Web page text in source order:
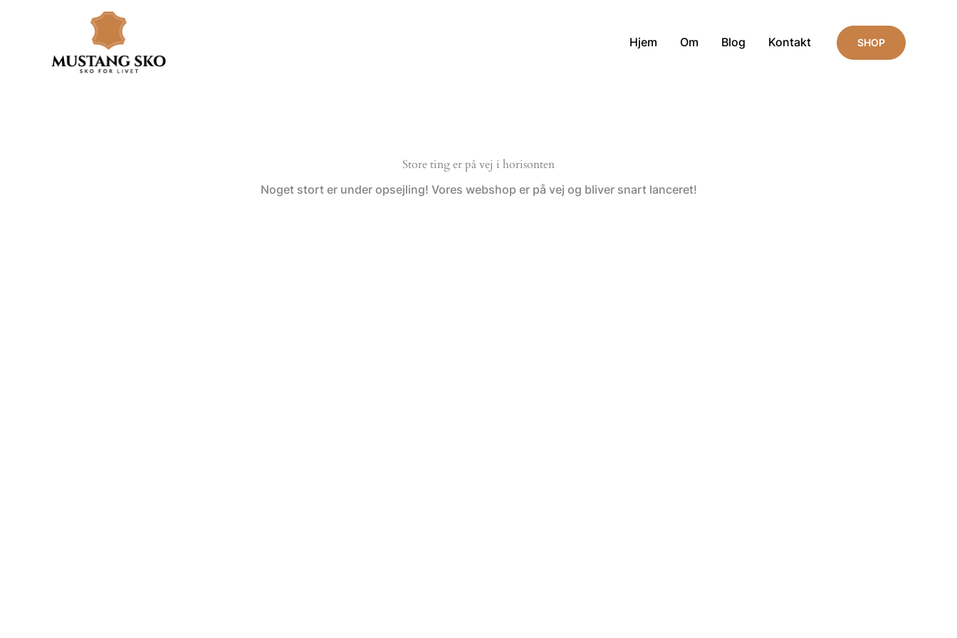
Hjem Om Blog Kontakt SHOP
Store ting er på vej i horisonten
Noget stort er under opsejling! Vores webshop er på vej og bliver snart lanceret!